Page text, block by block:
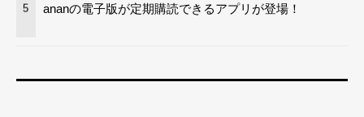
5 ananの電子版が定期購読できるアプリが登場！